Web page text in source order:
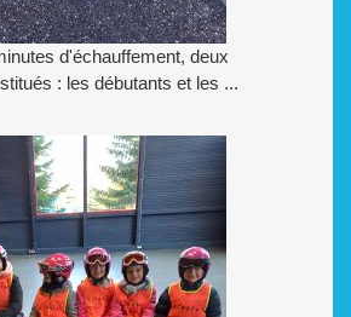
d'échauffement, deux
: les débutants et les ...